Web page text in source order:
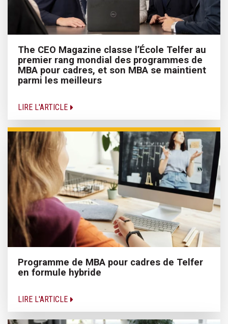
The CEO Magazine classe l’École Telfer au
premier rang mondial des programmes de
MBA pour cadres, et son MBA se maintient
parmi les meilleurs
LIRE L'ARTICLE
Programme de MBA pour cadres de Telfer
en formule hybride
LIRE L'ARTICLE